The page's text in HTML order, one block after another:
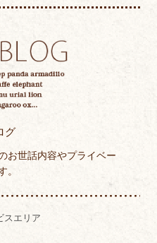
グ
お世話内容やプライベー
。
スエリア